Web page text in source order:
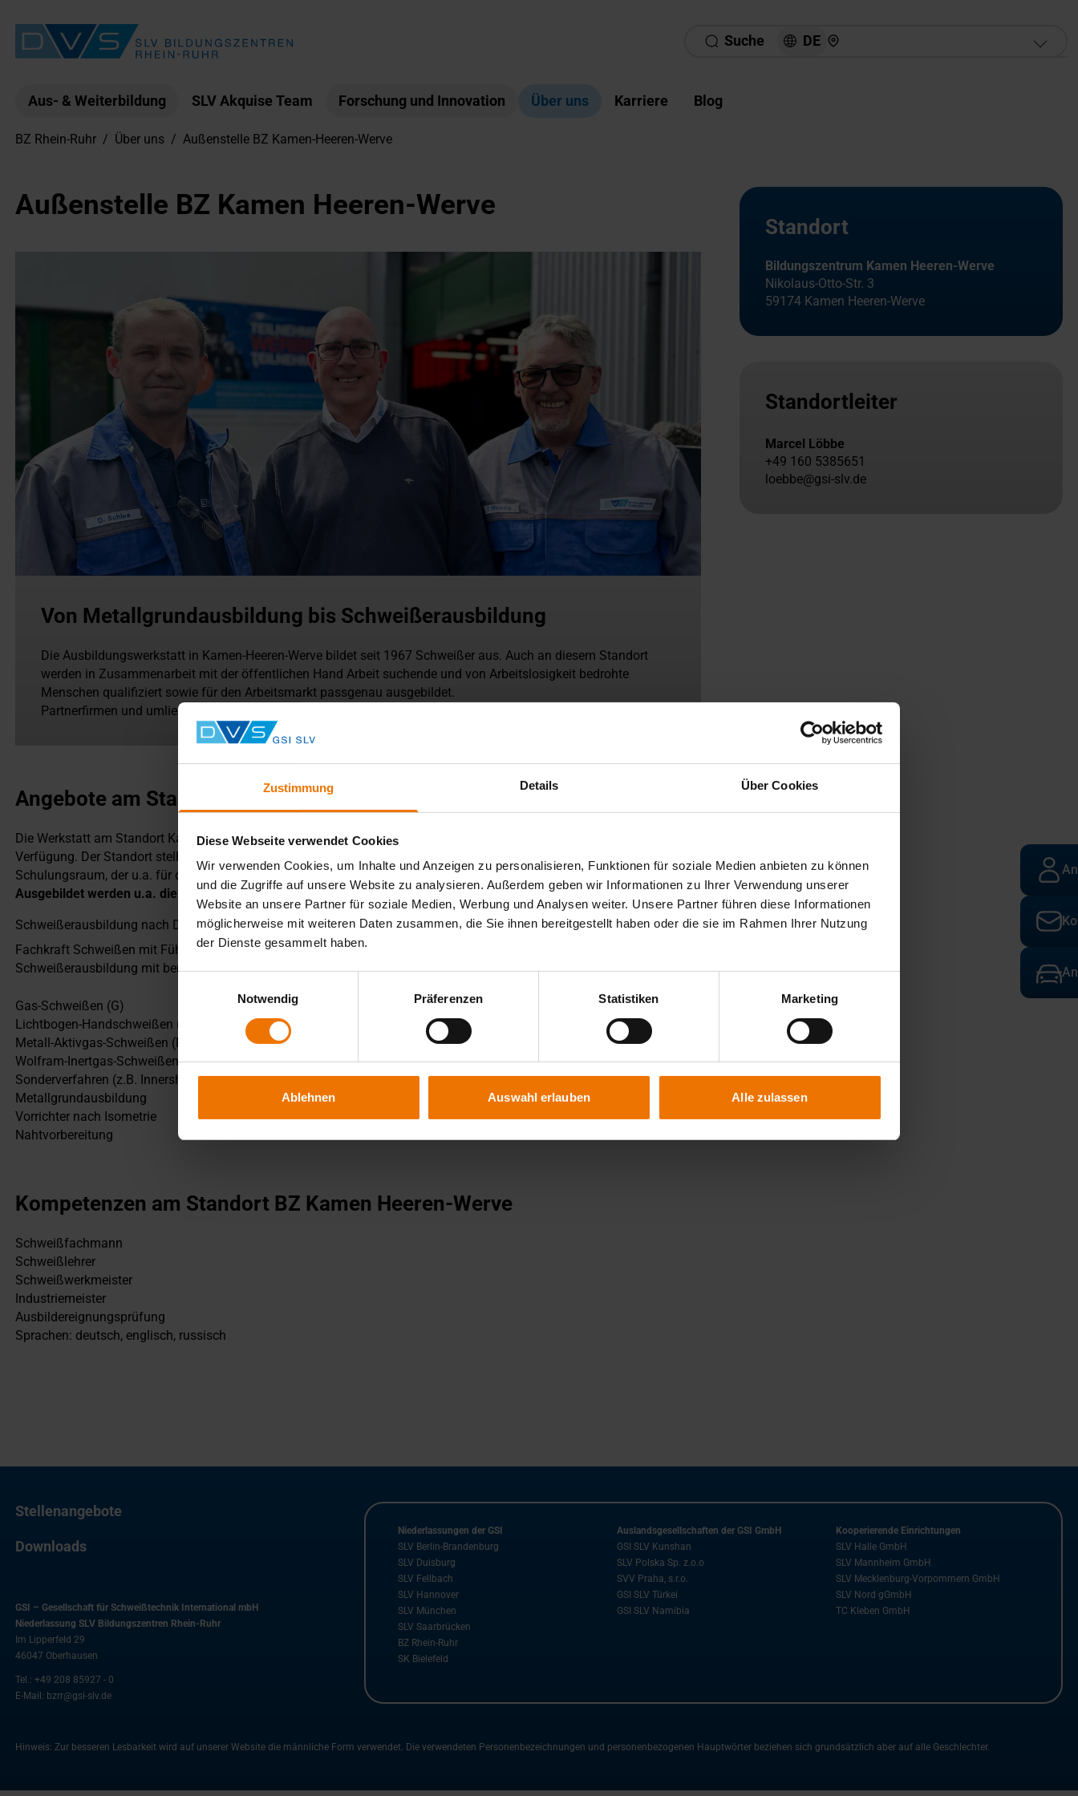
Zustimmung Details Über Cookies
Diese Webseite verwendet Cookies
Wir verwenden Cookies, um Inhalte und Anzeigen zu personalisieren, Funktionen für soziale Medien anbieten zu können
und die Zugriffe auf unsere Website zu analysieren. Außerdem geben wir Informationen zu Ihrer Verwendung unserer
Website an unsere Partner für soziale Medien, Werbung und Analysen weiter. Unsere Partner führen diese Informationen
möglicherweise mit weiteren Daten zusammen, die Sie ihnen bereitgestellt haben oder die sie im Rahmen Ihrer Nutzung
der Dienste gesammelt haben.
Notwendig
Präferenzen Statistiken Marketing
Ablehnen Auswahl erlauben Alle zulassen
Suche DE Hier finden Sie uns
Aus- & Weiterbildung SLV Akquise Team Forschung und Innovation Über uns Karriere Blog
BZ Rhein-Ruhr / Über uns / Außenstelle BZ Kamen-Heeren-Werve
Außenstelle BZ Kamen Heeren-Werve
Von Metallgrundausbildung bis Schweißerausbildung
Die Ausbildungswerkstatt in Kamen-Heeren-Werve bildet seit 1967 Schweißer aus. Auch an diesem Standort
werden in Zusammenarbeit mit der öffentlichen Hand Arbeit suchende und von Arbeitslosigkeit bedrohte
Menschen qualifiziert sowie für den Arbeitsmarkt passgenau ausgebildet.
Partnerfirmen und umliegende Unternehmen lassen Ihre Mitarbeiter schweißtechnisch weiterbilden.
Angebote am Standort BZ Kamen Heeren-Werve
Die Werkstatt am Standort Kamen-Heeren-Werve ist 629 m² groß und stellt 31 Schweißer-Ausbildungsplätze zur
Verfügung. Der Standort stellt acht Arbeitsplätze für die Metallgrundausbildung. Der Standort verfügt über einen
Schulungsraum, der u.a. für die theoretischen Anteile der Schweißerausbildung genutzt wird.
Ausgebildet werden u.a. die folgenden metall- und schweißtechnischen Angebote:
Schweißerausbildung nach DIN EN ISO 9606
Fachkraft Schweißen mit Führerschein Klasse B
Schweißerausbildung mit berufsbezogenem Deutsch-Sprachkurs
Gas-Schweißen (G)
Lichtbogen-Handschweißen (E)
Metall-Aktivgas-Schweißen (MAG)
Wolfram-Inertgas-Schweißen (WIG)
Sonderverfahren (z.B. Innershield-Schweißen, WIG-Spiegelschweißen etc.)
Metallgrundausbildung
Vorrichter nach Isometrie
Nahtvorbereitung
Kompetenzen am Standort BZ Kamen Heeren-Werve
Schweißfachmann
Schweißlehrer
Schweißwerkmeister
Industriemeister
Ausbildereignungsprüfung
Sprachen: deutsch, englisch, russisch
Standort
Bildungszentrum Kamen Heeren-Werve
Nikolaus-Otto-Str. 3
59174 Kamen Heeren-Werve
Standortleiter
Marcel Löbbe
+49 160 5385651
loebbe@gsi-slv.de
Stellenangebote
Downloads
GSI – Gesellschaft für Schweißtechnik International mbH
Niederlassung SLV Bildungszentren Rhein-Ruhr
Im Lipperfeld 29
46047 Oberhausen
Tel.: +49 208 85927 - 0
E-Mail: bzrr@gsi-slv.de
Niederlassungen der GSI
SLV Berlin-Brandenburg
SLV Duisburg
SLV Fellbach
SLV Hannover
SLV München
SLV Saarbrücken
BZ Rhein-Ruhr
SK Bielefeld
Auslandsgesellschaften der GSI GmbH
GSI SLV Kunshan
SLV Polska Sp. z.o.o
SVV Praha, s.r.o.
GSI SLV Türkei
GSI SLV Namibia
Kooperierende Einrichtungen
SLV Halle GmbH
SLV Mannheim GmbH
SLV Mecklenburg-Vorpommern GmbH
SLV Nord gGmbH
TC Kleben GmbH
Hinweis: Zur besseren Lesbarkeit wird auf unserer Website die männliche Form verwendet. Die verwendeten Personenbezeichnungen und personenbezogenen Hauptwörter beziehen sich grundsätzlich aber auf alle Geschlechter.